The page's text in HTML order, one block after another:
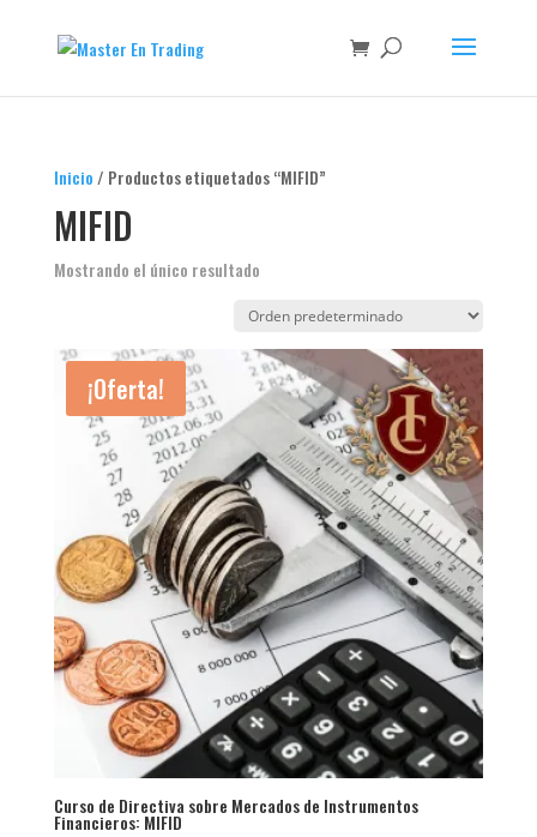
Inicio / Productos etiquetados “MIFID”
MIFID
Mostrando el único resultado
¡Oferta!
Curso de Directiva sobre Mercados de Instrumentos
Financieros: MIFID